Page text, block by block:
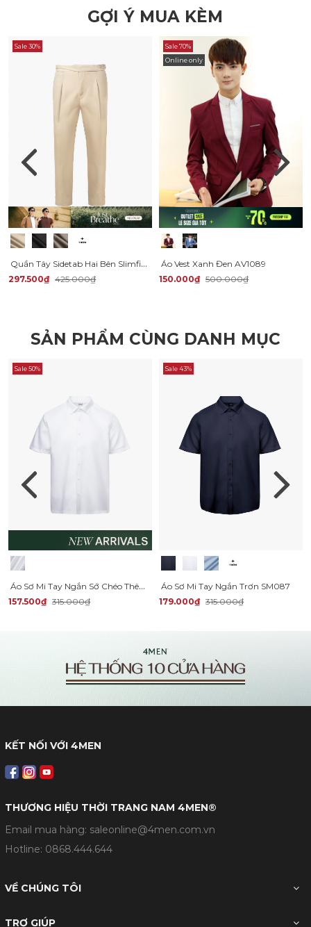
GỢI Ý MUA KÈM
Sale 30%
Quần Tây Sidetab Hai Bên Slimfit Trơn QT067
297.500₫ 425.000₫
Sale 70%
Online only
Áo Vest Xanh Đen AV1089
150.000₫ 500.000₫
SẢN PHẨM CÙNG DANH MỤC
Sale 50%
Áo Sơ Mi Tay Ngắn Sớ Chéo Thêu Chữ 4M Form Regular SM179
157.500₫ 315.000₫
Sale 43%
Áo Sơ Mi Tay Ngắn Trơn SM087
179.000₫ 315.000₫
KẾT NỐI VỚI 4MEN
THƯƠNG HIỆU THỜI TRANG NAM 4MEN®
Email mua hàng: saleonline@4men.com.vn
Hotline: 0868.444.644
VỀ CHÚNG TÔI
TRỢ GIÚP